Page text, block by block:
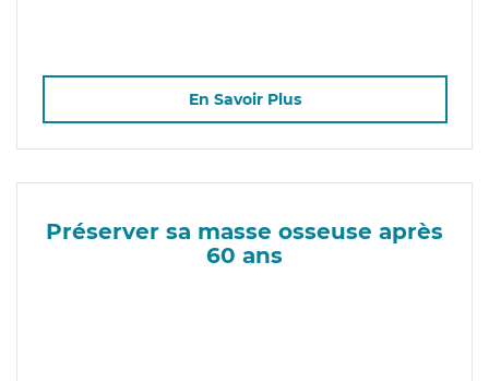
En Savoir Plus
Préserver sa masse osseuse après
60 ans